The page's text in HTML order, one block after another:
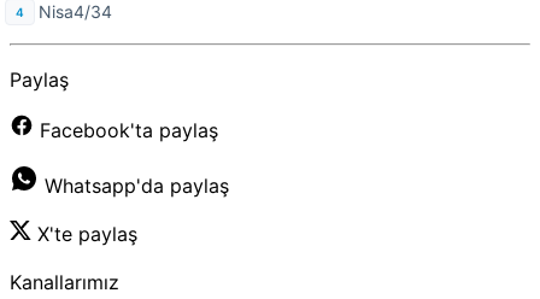
Nisa4/34
Paylaş
Facebook'ta paylaş
Whatsapp'da paylaş
X'te paylaş
Kanallarımız